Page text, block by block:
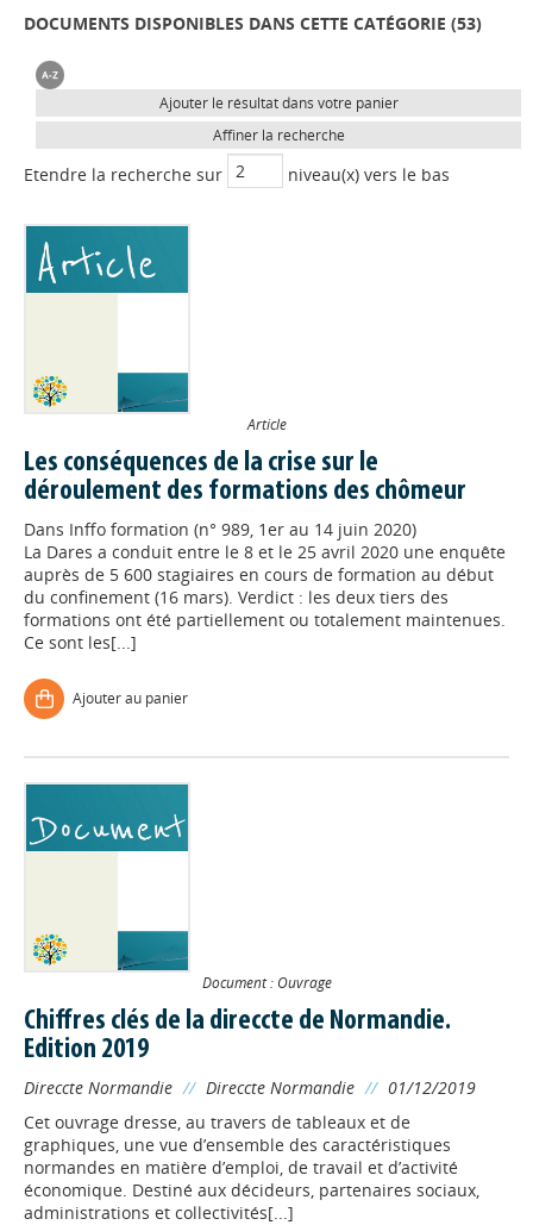
DOCUMENTS DISPONIBLES DANS CETTE CATÉGORIE (53)
Ajouter le résultat dans votre panier
Affiner la recherche
Etendre la recherche sur niveau(x) vers le bas
Article
Les conséquences de la crise sur le
déroulement des formations des chômeur
Dans Inffo formation (n° 989, 1er au 14 juin 2020)
La Dares a conduit entre le 8 et le 25 avril 2020 une enquête
auprès de 5 600 stagiaires en cours de formation au début
du confinement (16 mars). Verdict : les deux tiers des
formations ont été partiellement ou totalement maintenues.
Ce sont les[...]
Ajouter au panier
Document : Ouvrage
Chiffres clés de la direccte de Normandie.
Edition 2019
Direccte Normandie // Direccte Normandie // 01/12/2019
Cet ouvrage dresse, au travers de tableaux et de
graphiques, une vue d’ensemble des caractéristiques
normandes en matière d’emploi, de travail et d’activité
économique. Destiné aux décideurs, partenaires sociaux,
administrations et collectivités[...]